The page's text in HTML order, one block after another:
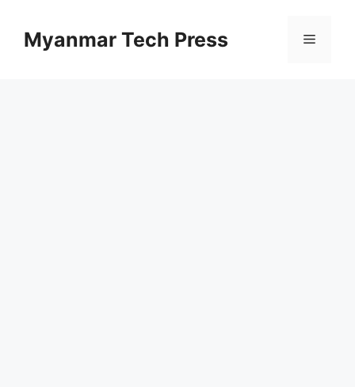
Myanmar Tech Press メ